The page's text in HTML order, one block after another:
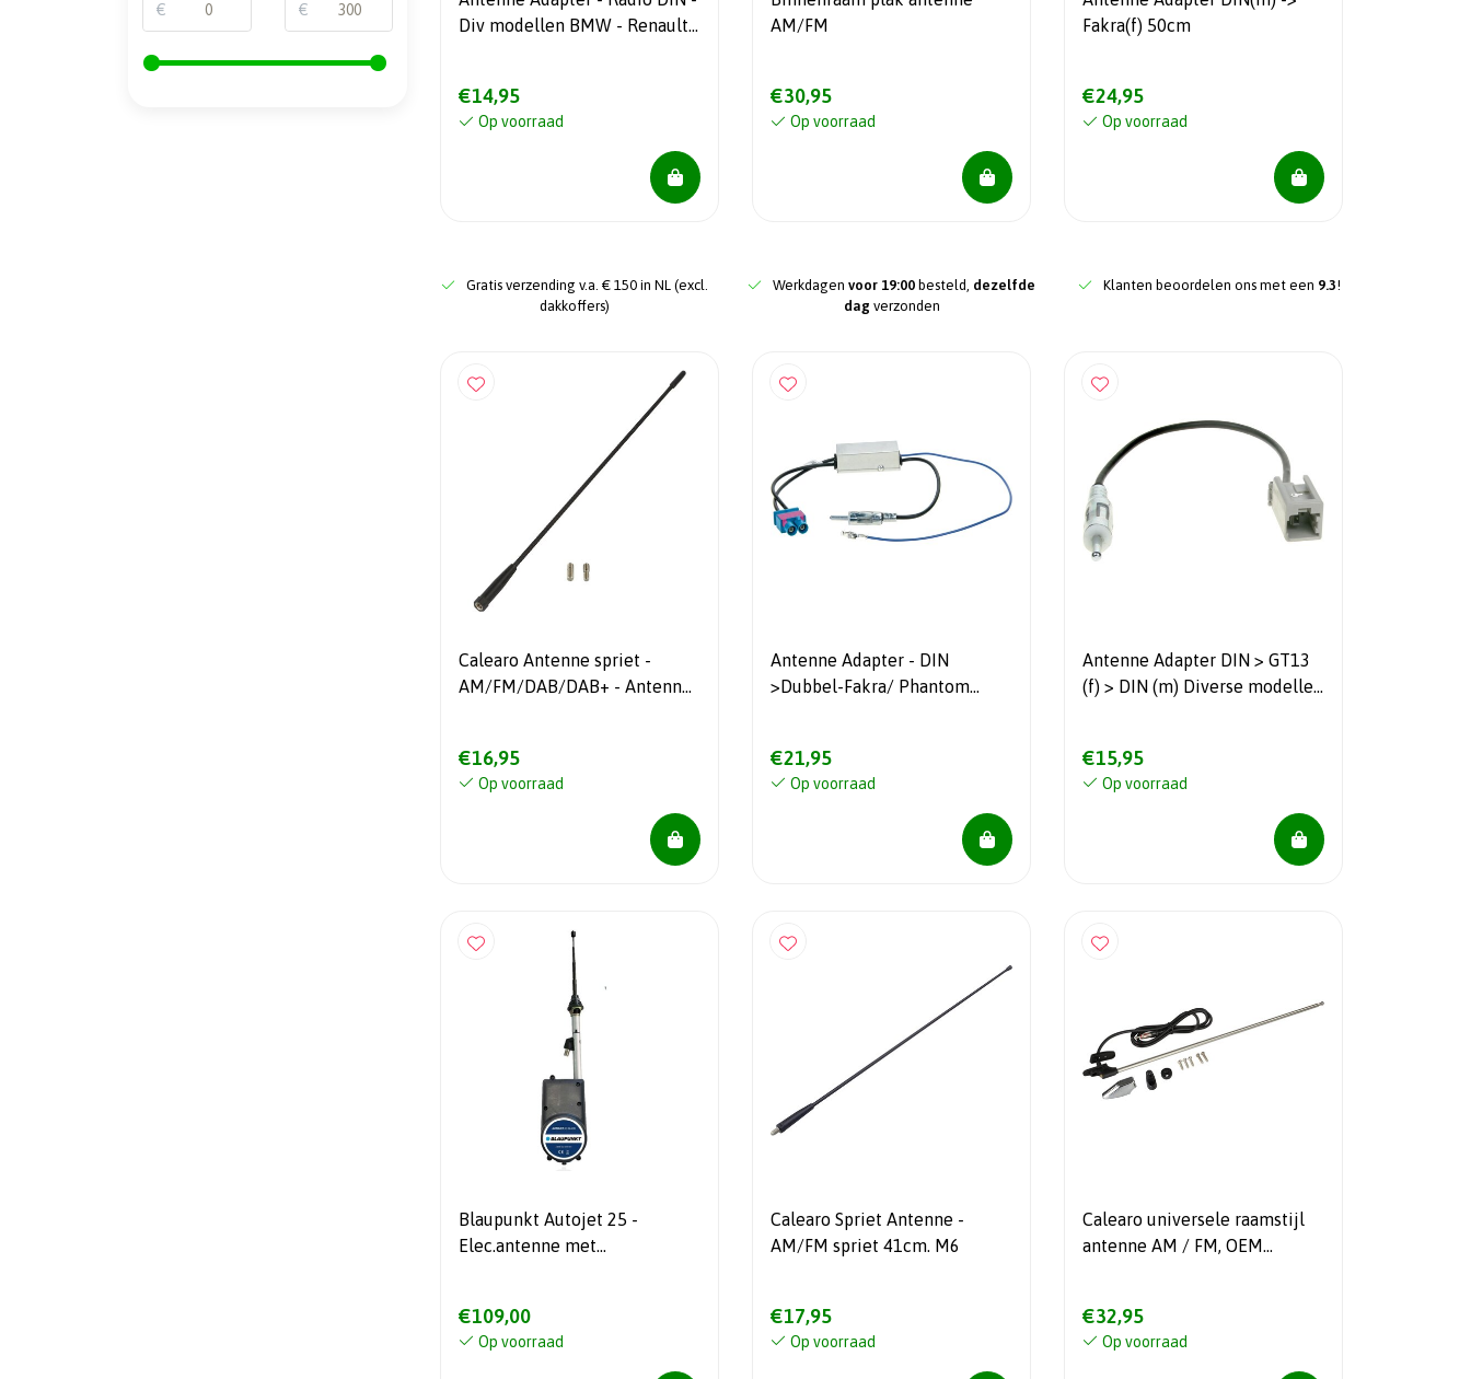
Div modellen BMW - Renault -
€14,95
Op voorraad
AM/FM
€30,95
Op voorraad
Fakra(f) 50cm
€24,95
Op voorraad
Gratis verzending v.a. € 150 in NL (excl.
dakkoffers)
Werkdagen voor 19:00 besteld, dezelfde
dag verzonden
Klanten beoordelen ons met een 9.3!
Calearo Antenne spriet -
AM/FM/DAB/DAB+ - Antenne
€16,95
Op voorraad
Antenne Adapter - DIN
>Dubbel-Fakra/ Phantom
€21,95
Op voorraad
Antenne Adapter DIN > GT13
(f) > DIN (m) Diverse modellen
€15,95
Op voorraad
Blaupunkt Autojet 25 -
Elec.antenne met
€109,00
Op voorraad
Calearo Spriet Antenne -
AM/FM spriet 41cm. M6
€17,95
Op voorraad
Calearo universele raamstijl
antenne AM / FM, OEM
€32,95
Op voorraad
€ €